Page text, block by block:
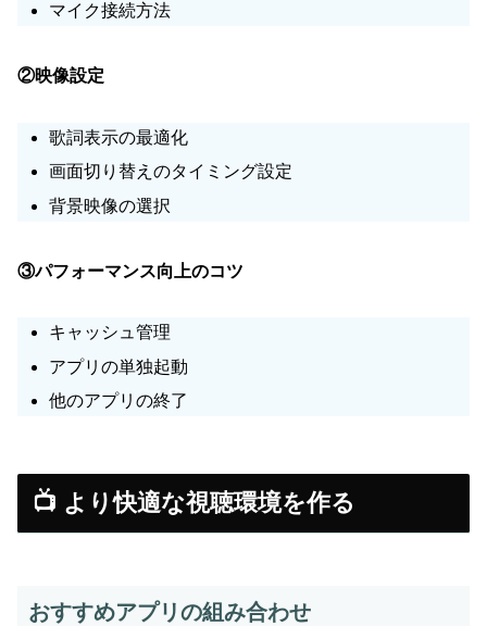
マイク接続方法
②映像設定
歌詞表示の最適化
画面切り替えのタイミング設定
背景映像の選択
③パフォーマンス向上のコツ
キャッシュ管理
アプリの単独起動
他のアプリの終了
📺 より快適な視聴環境を作る
おすすめアプリの組み合わせ